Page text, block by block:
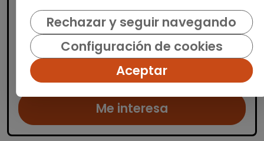
Se buscan varios/as operarios/as de
limpieza para trabajar en centros escolares
ubicados en Alicante, Benidorm y
localidades cercanas. Las personas
seleccionadas se encargarán de la limp...
Me interesa
Rechazar y seguir navegando
Configuración de cookies
Aceptar